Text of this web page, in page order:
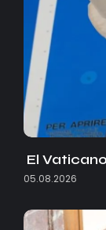
El
05.08.2026